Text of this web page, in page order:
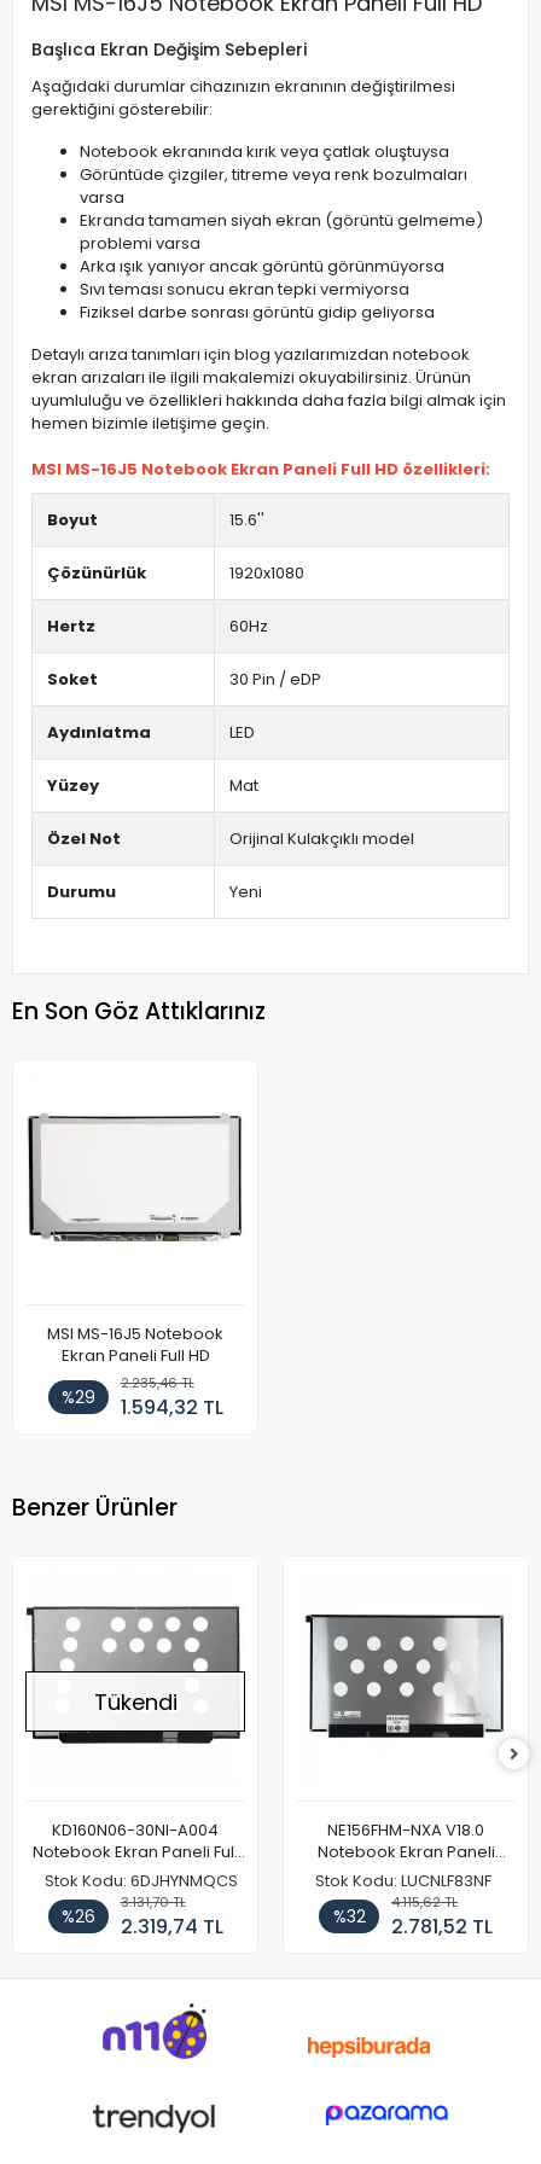
Başlıca Ekran Değişim Sebepleri
Aşağıdaki durumlar cihazınızın ekranının değiştirilmesi
gerektiğini gösterebilir:
Notebook ekranında kırık veya çatlak oluştuysa
Görüntüde çizgiler, titreme veya renk bozulmaları
varsa
Ekranda tamamen siyah ekran (görüntü gelmeme)
problemi varsa
Arka ışık yanıyor ancak görüntü görünmüyorsa
Sıvı teması sonucu ekran tepki vermiyorsa
Fiziksel darbe sonrası görüntü gidip geliyorsa
Detaylı arıza tanımları için blog yazılarımızdan notebook
ekran arızaları ile ilgili makalemizi okuyabilirsiniz. Ürünün
uyumluluğu ve özellikleri hakkında daha fazla bilgi almak için
hemen bizimle iletişime geçin.
MSI MS-16J5 Notebook Ekran Paneli Full HD özellikleri:
Boyut 15.6''
Çözünürlük 1920x1080
Hertz 60Hz
Soket 30 Pin / eDP
Aydınlatma LED
Yüzey Mat
Özel Not Orijinal Kulakçıklı model
Durumu Yeni
En Son Göz Attıklarınız
MSI MS-16J5 Notebook
Ekran Paneli Full HD
%29
2.235,46 TL
1.594,32 TL
Benzer Ürünler
Tükendi
KD160N06-30NI-A004
Notebook Ekran Paneli Full
HD
Stok Kodu: 6DJHYNMQCS
%26
3.131,70 TL
2.319,74 TL
NE156FHM-NXA V18.0
Notebook Ekran Paneli
144Hz
Stok Kodu: LUCNLF83NF
%32
4.115,62 TL
2.781,52 TL